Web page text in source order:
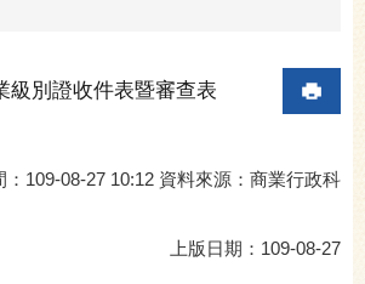
級別證收件表暨審查表
：109-08-27 10:12 資料來源：商業行政科
上版日期：109-08-27